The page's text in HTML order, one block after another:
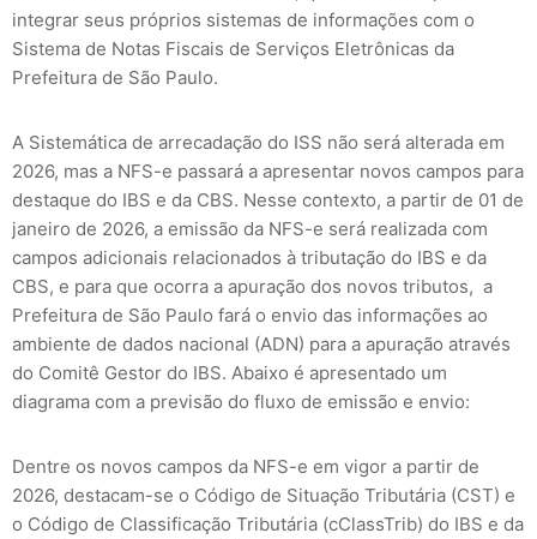
integrar seus próprios sistemas de informações com o
Sistema de Notas Fiscais de Serviços Eletrônicas da
Prefeitura de São Paulo.
A Sistemática de arrecadação do ISS não será alterada em
2026, mas a NFS-e passará a apresentar novos campos para
destaque do IBS e da CBS. Nesse contexto, a partir de 01 de
janeiro de 2026, a emissão da NFS-e será realizada com
campos adicionais relacionados à tributação do IBS e da
CBS, e para que ocorra a apuração dos novos tributos, a
Prefeitura de São Paulo fará o envio das informações ao
ambiente de dados nacional (ADN) para a apuração através
do Comitê Gestor do IBS. Abaixo é apresentado um
diagrama com a previsão do fluxo de emissão e envio:
Dentre os novos campos da NFS-e em vigor a partir de
2026, destacam-se o Código de Situação Tributária (CST) e
o Código de Classificação Tributária (cClassTrib) do IBS e da